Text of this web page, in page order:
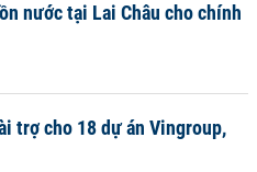
nước tại Lai Châu cho chính
trợ cho 18 dự án Vingroup,